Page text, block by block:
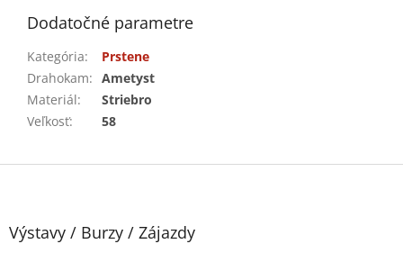
Dodatočné parametre
Kategória:
Prstene
Drahokam: Ametyst
Materiál:
Striebro
Veľkosť: 58
Z
Výstavy / Burzy / Zájazdy